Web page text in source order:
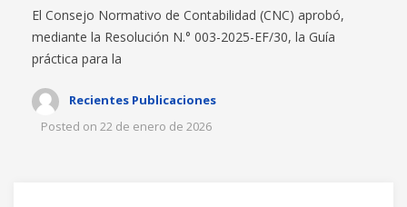
El Consejo Normativo de Contabilidad (CNC) aprobó,
mediante la Resolución N.° 003-2025-EF/30, la Guía
práctica para la
Recientes Publicaciones
Posted on 22 de enero de 2026